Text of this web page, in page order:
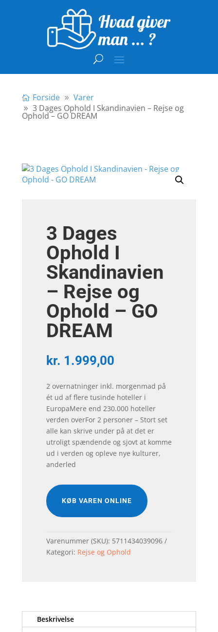
Forside
Varer
3 Dages Ophold I Skandinavien – Rejse og
Ophold – GO DREAM
3 Dages
Ophold I
Skandinavien
– Rejse og
Ophold – GO
DREAM
kr. 1.999,00
2 overnatninger inkl. morgenmad på
ét ud af flere tusinde hoteller i
EuropaMere end 230.000 hoteller
verden overFor 2 personer – Stort set
alle kan skrive under på at det er
utroligt spændende og sjovt at komme
ud i verden og opleve nye kulturer,
anderled
KØB VAREN ONLINE
Varenummer (SKU): 5711434039096
Kategori: Rejse og Ophold
Beskrivelse